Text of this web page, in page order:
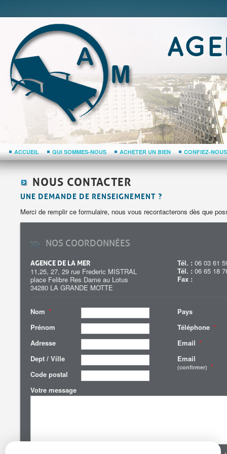
ACCUEIL QUI SOMMES-NOUS ACHETER UN BIEN CONFIEZ-
NOUS CONTACTER
UNE DEMANDE DE RENSEIGNEMENT ?
Merci de remplir ce formulaire, nous vous recontacterons dès que
NOS COORDONNÉES
AGENCE DE LA MER
11,25, 27, 29 rue Frederic MISTRAL
place Felibre Res Dame au Lotus
34280 LA GRANDE MOTTE
Tél. : 06 03 61
Tél. : 06 65 18
Fax :
Nom *
Prénom
Adresse
Dept / Ville
Code postal
Pays
Téléphone *
Email *
Email
(confirmer) *
Votre message